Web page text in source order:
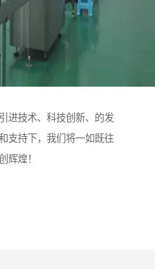
进技术、科技创新、的发
支持下，我们将一如既往
辉煌！